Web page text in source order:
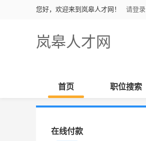
您好，欢迎来到岚皋人才网！ 请登录
岚皋人才网
首页 职位搜索
在线付款